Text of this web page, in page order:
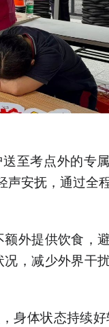
至考点外的专
声安抚，通过全
外提供饮食，
，减少外界干
身体状态持续好